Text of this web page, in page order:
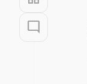
mode_comment